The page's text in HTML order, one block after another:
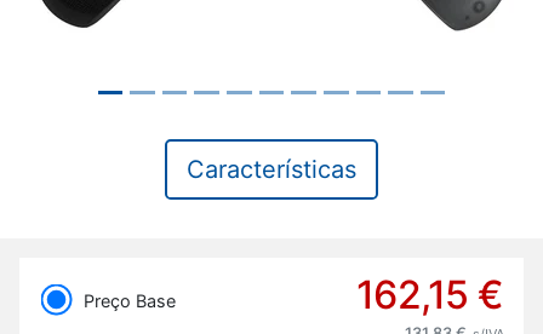
Características
Preço Base 162,15 €